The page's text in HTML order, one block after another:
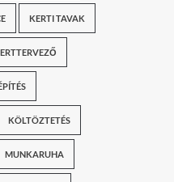
KERTI TAVAK
KÖLTÖZTETÉS
MUNKARUHA